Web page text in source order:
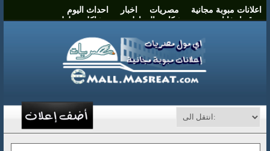
اعلانات مبوبة مجانية مصريات اخبار
احداث اليوم
موقع انتخابات مصر
شكاوي المواطنين
مشاكل وحلول